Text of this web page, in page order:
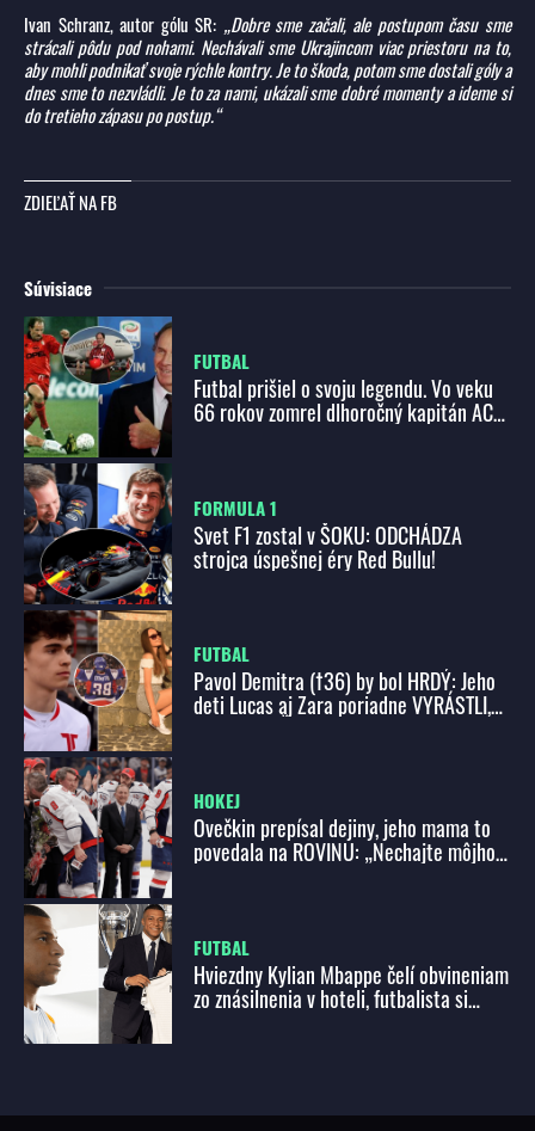
Ivan Schranz, autor gólu SR: „Dobre sme začali, ale postupom času sme
strácali pôdu pod nohami. Nechávali sme Ukrajincom viac priestoru na to,
aby mohli podnikať svoje rýchle kontry. Je to škoda, potom sme dostali góly a
dnes sme to nezvládli. Je to za nami, ukázali sme dobré momenty a ideme si
do tretieho zápasu po postup.“
ZDIEĽAŤ NA FB
Súvisiace
FUTBAL
Futbal prišiel o svoju legendu. Vo veku
66 rokov zomrel dlhoročný kapitán AC
FORMULA 1
Svet F1 zostal v ŠOKU: ODCHÁDZA
strojca úspešnej éry Red Bullu!
FUTBAL
Pavol Demitra (†36) by bol HRDÝ: Jeho
deti Lucas aj Zara poriadne VYRÁSTLI,
HOKEJ
Ovečkin prepísal dejiny, jeho mama to
povedala na ROVINU: „Nechajte môjho
FUTBAL
Hviezdny Kylian Mbappe čelí obvineniam
zo znásilnenia v hoteli, futbalista si